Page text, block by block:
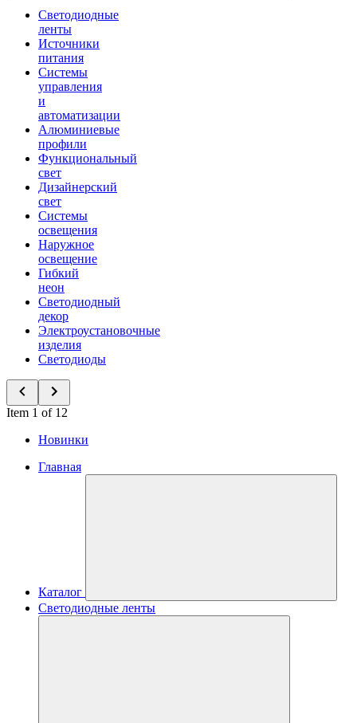
Светодиодные
ленты
Источники
питания
Системы
управления
и
автоматизации
Алюминиевые
профили
Функциональный
свет
Дизайнерский
свет
Системы
освещения
Наружное
освещение
Гибкий
неон
Светодиодный
декор
Электроустановочные
изделия
Светодиоды
Item 1 of 12
Новинки
Главная
Каталог
Светодиодные ленты